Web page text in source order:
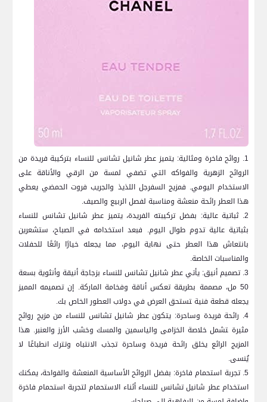
1. روائح فاخرة ومثالية: يتميز عطر شانيل تشانس⁣ للنساء بتركيبة فريدة من
الروائح الزهرية والفواكه التي تضفي​ لمسة من‌ الرقي والأناقة ⁢على
الاستخدام اليومي. ⁤فمزيج السفرجل اللذيذ والجريب فروت الحمضي يعطي
هذا​ العطر ⁢رائحة منعشة ومناسبة لفصل الربيع والصيف.
2. ثباتية عالية: بفضل تركيبته الفريدة، يتميز عطر​ شانيل ​تشانس للنساء
بثباتية عالية تدوم طوال ⁤اليوم. فبعد استخدامه في الصباح، ستشعرين
بانتعاش هذا العطر حتى نهاية اليوم، ⁢مما يجعله ‌خيارًا رائعًا للحفلات
والمناسبات الخاصة.
3. تصميم أنيق: يأتي عطر شانيل تشانس ​للنساء بزجاجة أنيقة⁣ وأنثوية ⁢بسعة
50 مل، مصممة بطريقة⁤ تعكس أناقة وفخامة الماركة. إن تصميمه المميز
يجعله قطعة فنية ‍تستحق ⁣العرض في دولاب العطور الخاص بك.
4. رائحة فريدة وساحرة: يتكون عطر شانيل تشانس للنساء من مزيج روائح
مثيرة ‍تشمل خلاصة الخزامى والياسمين والمسك وخشب الأرز⁣ والعنبر. ⁣هذا
المزيج الرائع يخلق رائحة فريدة وساحرة تجذب الانتباه وتترك انطباعًا لا
يُنسى.
5. تجربة استحمام فاخرة: بفضل الروائح الأساسية المنعشة والفواحة، يمكنك
استخدام عطر شانيل تشانس للنساء أثناء الاستحمام لتجربة استحمام فاخرة